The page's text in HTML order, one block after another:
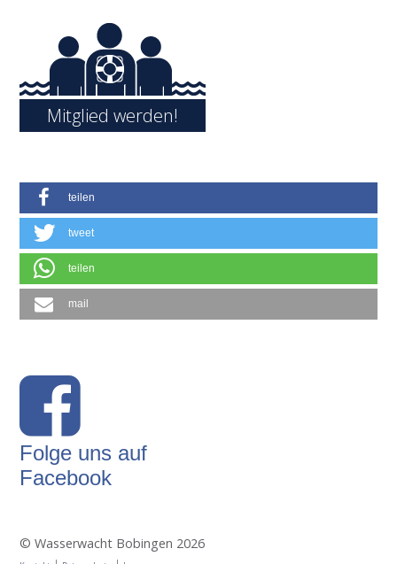
Mitglied werden!
teilen
tweet
teilen
mail
Folge uns auf
Facebook
© Wasserwacht Bobingen 2026